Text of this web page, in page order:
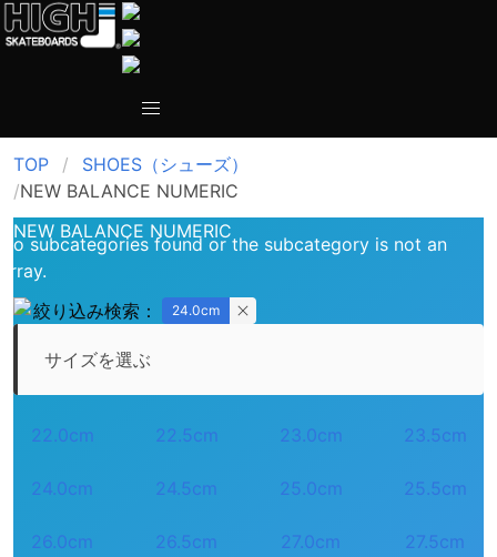
TOP
SHOES（シューズ）
NEW BALANCE NUMERIC
NEW BALANCE NUMERIC
No subcategories found or the subcategory is not an
array.
絞り込み検索：
24.0cm
サイズを選ぶ
22.0cm 22.5cm 23.0cm 23.5cm
24.0cm 24.5cm 25.0cm 25.5cm
26.0cm 26.5cm 27.0cm 27.5cm